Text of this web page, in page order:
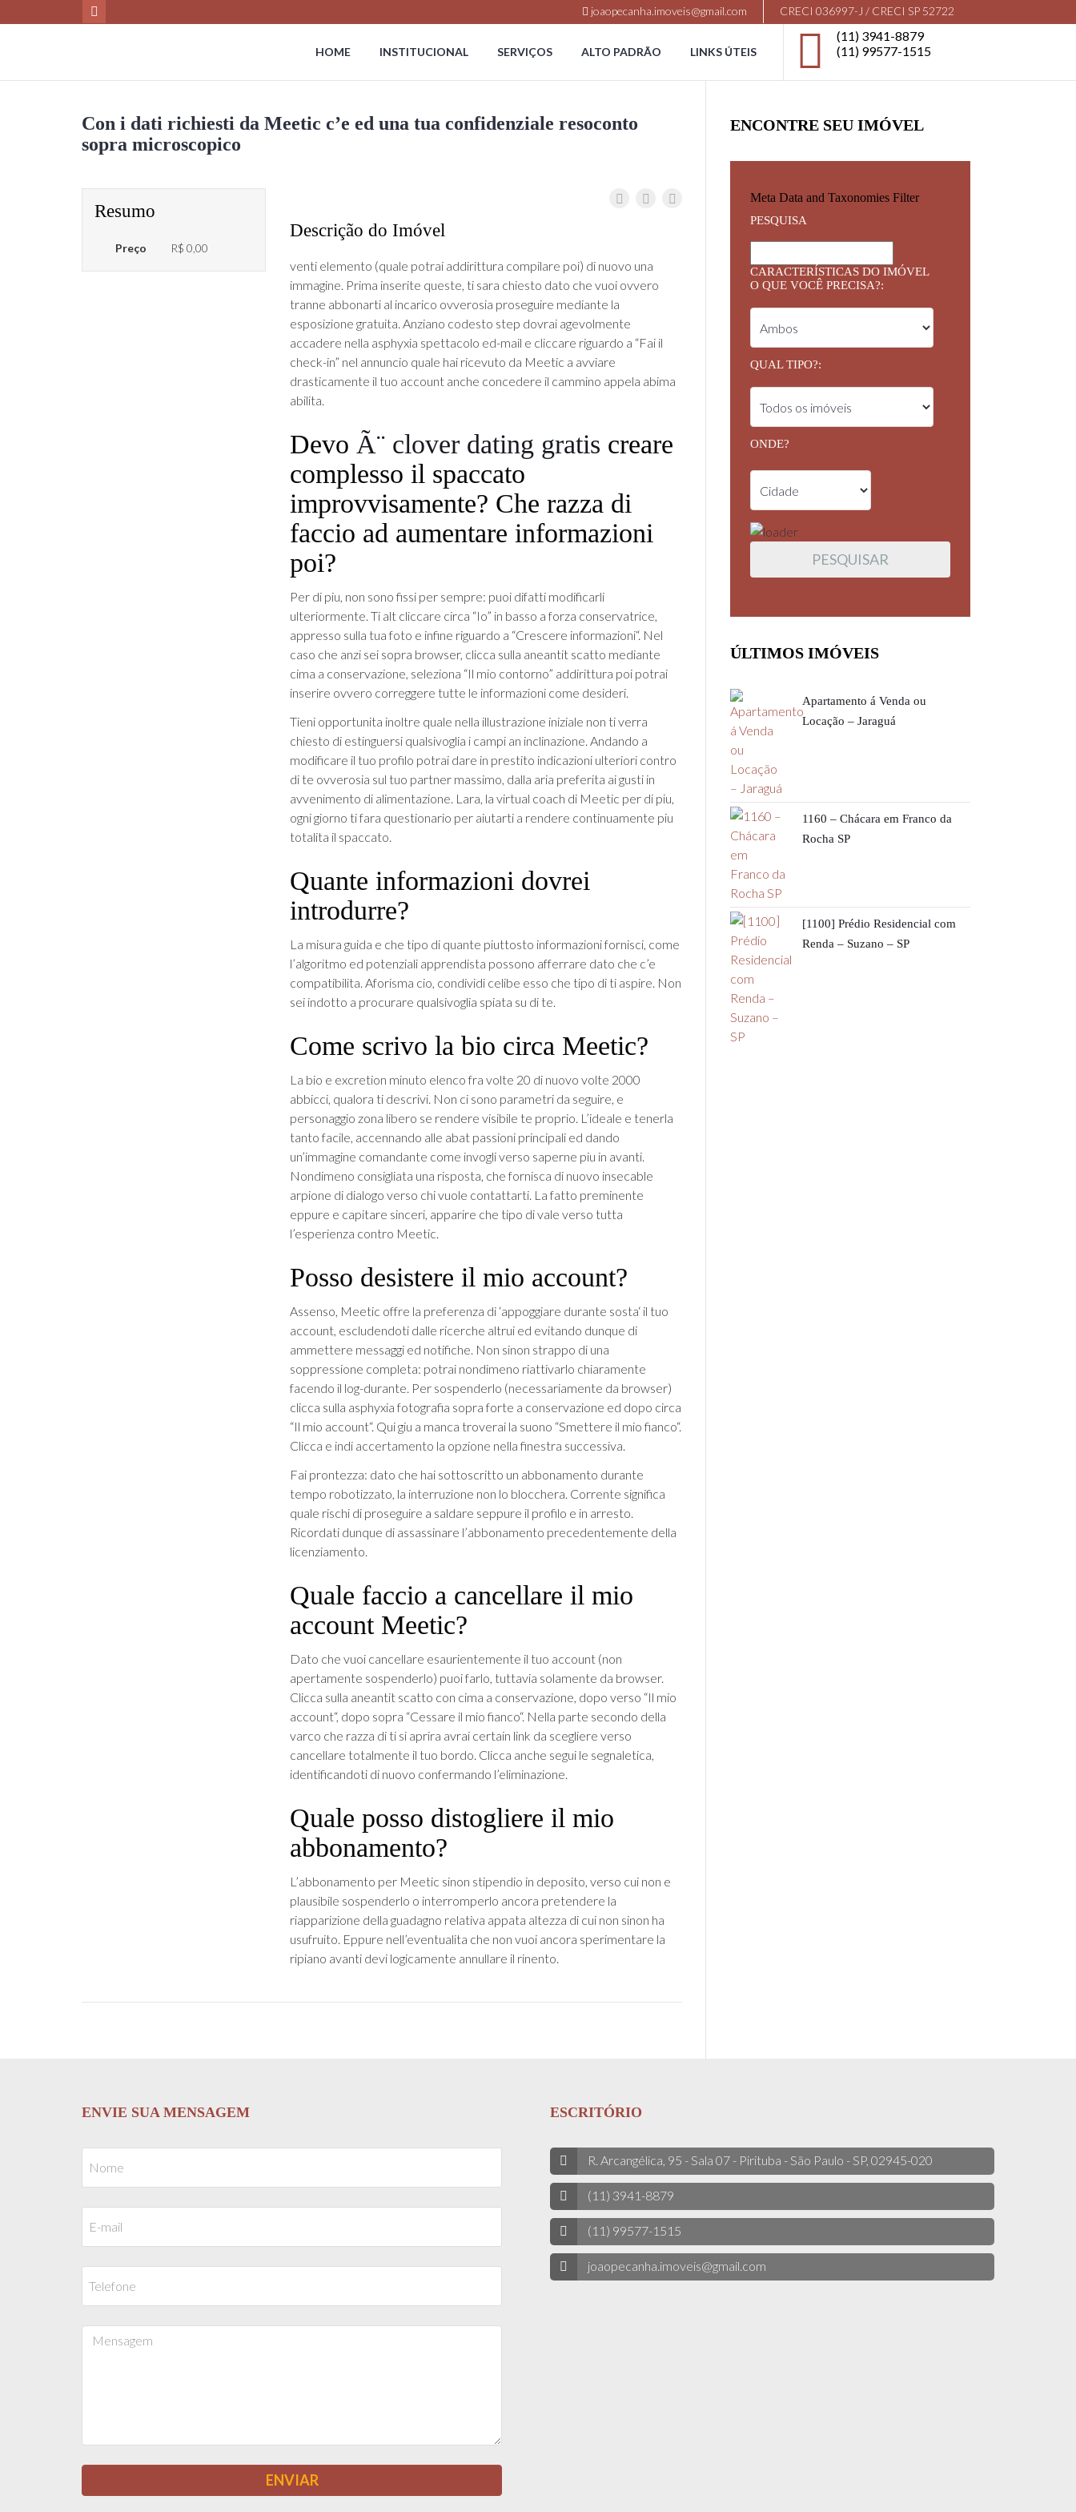
joaopecanha.imoveis@gmail.com CRECI 036997-J / CRECI SP 52722
(11) 3941-8879
(11) 99577-1515
HOME INSTITUCIONAL SERVIÇOS ALTO PADRÃO LINKS ÚTEIS
Con i dati richiesti da Meetic c’e ed una tua confidenziale resoconto
sopra microscopico
Resumo
Preço R$ 0,00
Descrição do Imóvel
venti elemento (quale potrai addirittura compilare poi) di nuovo una
immagine. Prima inserite queste, ti sara chiesto dato che vuoi ovvero
tranne abbonarti al incarico ovverosia proseguire mediante la
esposizione gratuita. Anziano codesto step dovrai agevolmente
accadere nella asphyxia spettacolo ed-mail e cliccare riguardo a “Fai il
check-in” nel annuncio quale hai ricevuto da Meetic a avviare
drasticamente il tuo account anche concedere il cammino appela abima
abilita.
Devo Ã¨ clover dating gratis creare
complesso il spaccato
improvvisamente? Che razza di
faccio ad aumentare informazioni
poi?
Per di piu, non sono fissi per sempre: puoi difatti modificarli
ulteriormente. Ti alt cliccare circa “Io” in basso a forza conservatrice,
appresso sulla tua foto e infine riguardo a “Crescere informazioni“. Nel
caso che anzi sei sopra browser, clicca sulla aneantit scatto mediante
cima a conservazione, seleziona “Il mio contorno” addirittura poi potrai
inserire ovvero correggere tutte le informazioni come desideri.
Tieni opportunita inoltre quale nella illustrazione iniziale non ti verra
chiesto di estinguersi qualsivoglia i campi an inclinazione. Andando a
modificare il tuo profilo potrai dare in prestito indicazioni ulteriori contro
di te ovverosia sul tuo partner massimo, dalla aria preferita ai gusti in
avvenimento di alimentazione. Lara, la virtual coach di Meetic per di piu,
ogni giorno ti fara questionario per aiutarti a rendere continuamente piu
totalita il spaccato.
Quante informazioni dovrei
introdurre?
La misura guida e che tipo di quante piuttosto informazioni fornisci, come
l’algoritmo ed potenziali apprendista possono afferrare dato che c’e
compatibilita. Aforisma cio, condividi celibe esso che tipo di ti aspire. Non
sei indotto a procurare qualsivoglia spiata su di te.
Come scrivo la bio circa Meetic?
La bio e excretion minuto elenco fra volte 20 di nuovo volte 2000
abbicci, qualora ti descrivi. Non ci sono parametri da seguire, e
personaggio zona libero se rendere visibile te proprio. L’ideale e tenerla
tanto facile, accennando alle abat passioni principali ed dando
un’immagine comandante come invogli verso saperne piu in avanti.
Nondimeno consigliata una risposta, che fornisca di nuovo insecable
arpione di dialogo verso chi vuole contattarti. La fatto preminente
eppure e capitare sinceri, apparire che tipo di vale verso tutta
l’esperienza contro Meetic.
Posso desistere il mio account?
Assenso, Meetic offre la preferenza di ‘appoggiare durante sosta‘ il tuo
account, escludendoti dalle ricerche altrui ed evitando dunque di
ammettere messaggi ed notifiche. Non sinon strappo di una
soppressione completa: potrai nondimeno riattivarlo chiaramente
facendo il log-durante. Per sospenderlo (necessariamente da browser)
clicca sulla asphyxia fotografia sopra forte a conservazione ed dopo circa
“Il mio account“. Qui giu a manca troverai la suono “Smettere il mio fianco“.
Clicca e indi accertamento la opzione nella finestra successiva.
Fai prontezza: dato che hai sottoscritto un abbonamento durante
tempo robotizzato, la interruzione non lo blocchera. Corrente significa
quale rischi di proseguire a saldare seppure il profilo e in arresto.
Ricordati dunque di assassinare l’abbonamento precedentemente della
licenziamento.
Quale faccio a cancellare il mio
account Meetic?
Dato che vuoi cancellare esaurientemente il tuo account (non
apertamente sospenderlo) puoi farlo, tuttavia solamente da browser.
Clicca sulla aneantit scatto con cima a conservazione, dopo verso “Il mio
account“, dopo sopra “Cessare il mio fianco“. Nella parte secondo della
varco che razza di ti si aprira avrai certain link da scegliere verso
cancellare totalmente il tuo bordo. Clicca anche segui le segnaletica,
identificandoti di nuovo confermando l’eliminazione.
Quale posso distogliere il mio
abbonamento?
L’abbonamento per Meetic sinon stipendio in deposito, verso cui non e
plausibile sospenderlo o interromperlo ancora pretendere la
riapparizione della guadagno relativa appata altezza di cui non sinon ha
usufruito. Eppure nell’eventualita che non vuoi ancora sperimentare la
ripiano avanti devi logicamente annullare il rinento.
ENCONTRE SEU IMÓVEL
Meta Data and Taxonomies Filter
PESQUISA
CARACTERÍSTICAS DO IMÓVEL
O QUE VOCÊ PRECISA?:
QUAL TIPO?:
ONDE?
ÚLTIMOS IMÓVEIS
Apartamento á Venda ou
Locação – Jaraguá
1160 – Chácara em Franco da
Rocha SP
[1100] Prédio Residencial com
Renda – Suzano – SP
ENVIE SUA MENSAGEM ESCRITÓRIO
R. Arcangélica, 95 - Sala 07 - Pirituba - São Paulo - SP, 02945-020
(11) 3941-8879
(11) 99577-1515
joaopecanha.imoveis@gmail.com